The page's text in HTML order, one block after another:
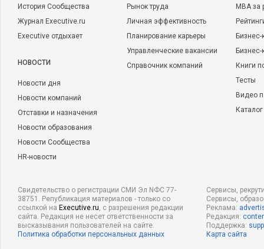
История Сообщества
Журнал Executive.ru
Executive отдыхает
НОВОСТИ
Новости дня
Новости компаний
Отставки и назначения
Новости образования
Новости Сообщества
HR-новости
Рынок труда
Личная эффективность
Планирование карьеры
Управленческие вакансии
Справочник компаний
MBA
Бизнес-
Книги
Тесты
Видео
Свидетельство о регистрации СМИ Эл NФС 77-
38751. Републикация материалов - только со
ссылкой на Executive.ru, с разрешения редакции
сайта. Редакция не несет ответственности за
высказывания пользователей на сайте.
Политика обработки персональных данных
Сервисы,
Сервисы,
Реклама:
Редакция:
Поддержка:
Карта сайта